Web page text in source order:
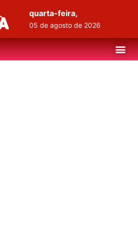
quarta-feira,
05 de agosto de 2026